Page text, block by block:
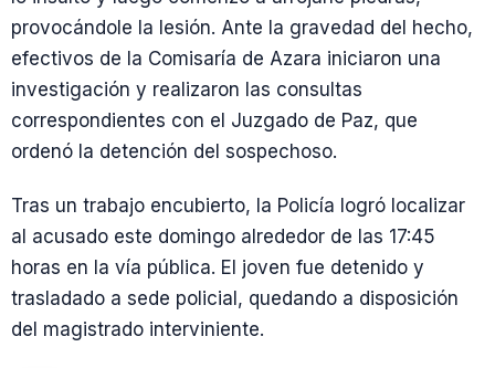
provocándole la lesión. Ante la gravedad del hecho,
efectivos de la Comisaría de Azara iniciaron una
investigación y realizaron las consultas
correspondientes con el Juzgado de Paz, que
ordenó la detención del sospechoso.
Tras un trabajo encubierto, la Policía logró localizar
al acusado este domingo alrededor de las 17:45
horas en la vía pública. El joven fue detenido y
trasladado a sede policial, quedando a disposición
del magistrado interviniente.